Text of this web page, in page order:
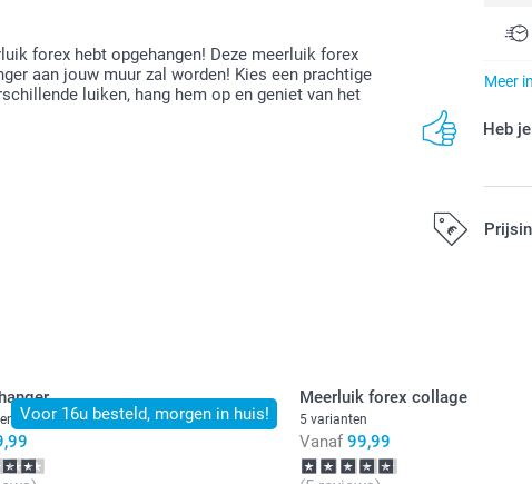
forex hebt opgehangen! Deze meerluik forex
aan jouw muur zal worden! Kies een prachtige
luiken, hang hem op en geniet van het
Meer
Heb
Voor 16u besteld, morgen in huis!
Meerluik forex collage
5 varianten
Vanaf 99,99